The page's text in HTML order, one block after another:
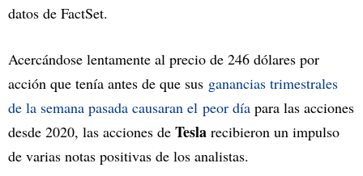
datos de FactSet.
Acercándose lentamente al precio de 246 dólares por
acción que tenía antes de que sus ganancias trimestrales
de la semana pasada causaran el peor día para las acciones
desde 2020, las acciones de Tesla recibieron un impulso
de varias notas positivas de los analistas.